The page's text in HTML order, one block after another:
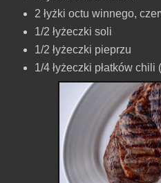
2 łyżki octu winnego,
1/2 łyżeczki soli
1/2 łyżeczki pieprzu
1/4 łyżeczki płatków